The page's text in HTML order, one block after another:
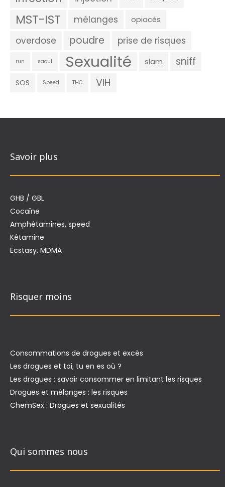
MST-IST mélanges opiacés
overdose poudre prise de risques
run saoul Sexualité slam sniff
SOS Speed THC VIH
Savoir plus
GHB / GBL
Cocaïne
Amphétamines, speed
Kétamine
Ecstasy, MDMA
Risquer moins
Consommations de drogues et excès
Les drogues et toi, tu en es où ?
Les drogues : savoir consommer en limitant les risques
Drogues et mélanges : les risques
ChemSex : Drogues et sexualités
Qui sommes nous